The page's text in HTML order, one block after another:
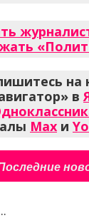
на
в
Max и